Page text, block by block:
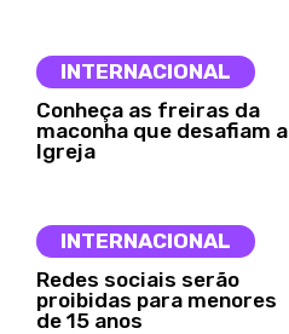
INTERNACIONAL
Conheça as freiras da
maconha que desafiam a
Igreja
INTERNACIONAL
Redes sociais serão
proibidas para menores
de 15 anos